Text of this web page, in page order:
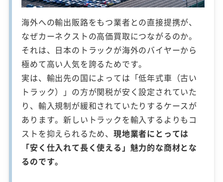
海外への輸出販路をもつ業者との直接提携が、
なぜカーネクストの高価買取につながるのか。
それは、日本のトラックが海外のバイヤーから
極めて高い人気を誇るためです。
実は、輸出先の国によっては「低年式車（古い
トラック）」の方が関税が安く設定されていた
り、輸入規制が緩和されていたりするケースが
あります。新しいトラックを輸入するよりもコ
ストを抑えられるため、現地業者にとっては
「安く仕入れて長く使える」魅力的な商材とな
るのです。